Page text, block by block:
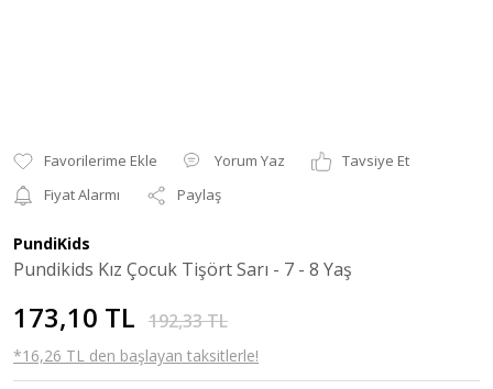
Yorum Yaz
Tavsiye Et
Fiyat Alarmı
Paylaş
PundiKids
Pundikids Kız Çocuk Tişört Sarı - 7 - 8 Yaş
173,10 TL 192,33 TL
*16,26 TL den başlayan taksitlerle!